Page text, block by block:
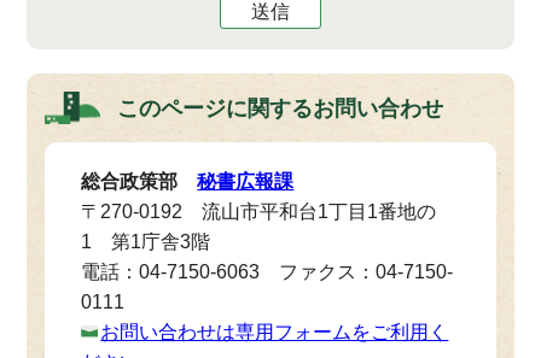
送信
このページに関するお問い合わせ
総合政策部秘書広報課
〒270-0192 流山市平和台1丁目1番地の
1 第1庁舎3階
電話：04-7150-6063 ファクス：04-7150-
0111
お問い合わせは専用フォームをご利用く